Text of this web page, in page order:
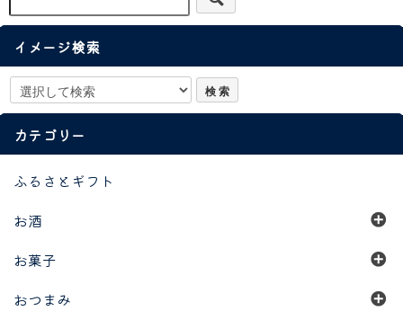
イメージ検索
カテゴリー
ふるさとギフト
お酒
お菓子
おつまみ